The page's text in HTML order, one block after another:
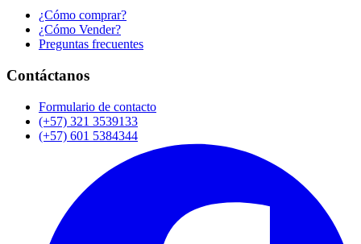
¿Cómo comprar?
¿Cómo Vender?
Preguntas frecuentes
Contáctanos
Formulario de contacto
(+57) 321 3539133
(+57) 601 5384344